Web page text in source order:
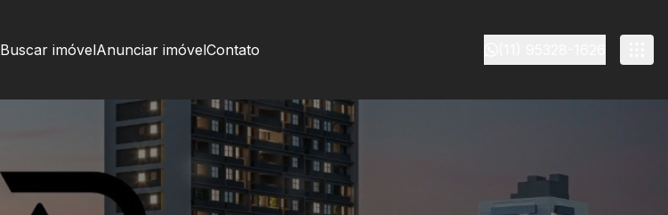
Buscar imóvelAnunciar imóvelContato